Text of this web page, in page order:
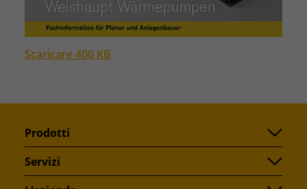
Scaricare 400 KB
Prodotti
Servizi